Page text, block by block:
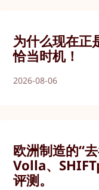
为什么现在正
恰当时机！
2026-08-06
欧洲制造的“
Volla、
评测。